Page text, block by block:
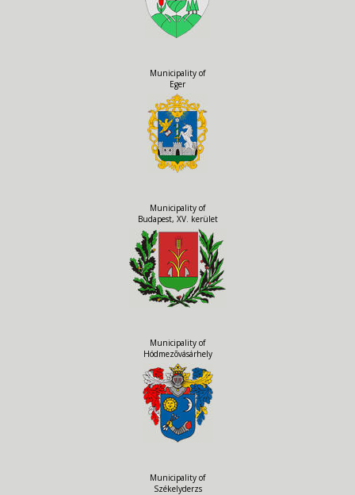
Municipality of
Eger
Municipality of
Budapest, XV. kerület
Municipality of
Hódmezõvásárhely
Municipality of
Székelyderzs